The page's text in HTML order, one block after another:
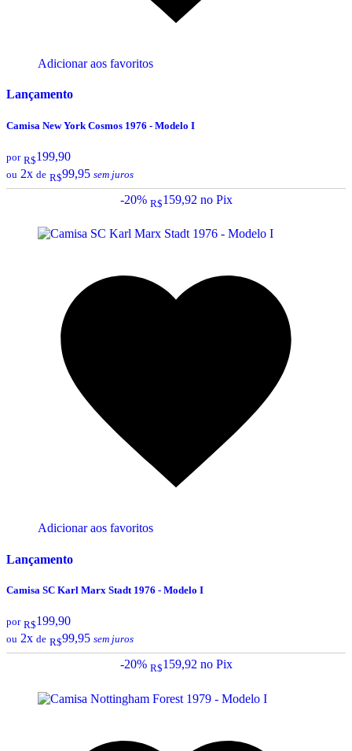
Adicionar aos favoritos
Lançamento
Camisa New York Cosmos 1976 - Modelo I
por R$199,90
ou 2x de R$99,95 sem juros
-20% R$159,92 no Pix
Adicionar aos favoritos
Lançamento
Camisa SC Karl Marx Stadt 1976 - Modelo I
por R$199,90
ou 2x de R$99,95 sem juros
-20% R$159,92 no Pix